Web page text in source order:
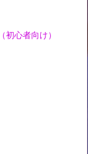
初心者向け）